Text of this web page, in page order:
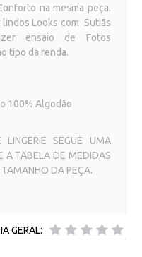
na mesma peça.
Looks com Sutiãs
ensaio de Fotos
tipo da renda.
100% Algodão
SEGUE UMA
A TABELA DE MEDIDAS
DA PEÇA.
GERAL: